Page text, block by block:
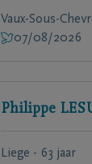
Vaux-Sous-
07/08/2026
Philippe
Liege - 63 jaar